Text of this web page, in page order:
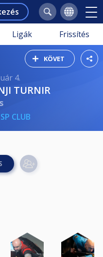
Ligák Frissítés
KÖVET
4.
TURNIR
CLUB